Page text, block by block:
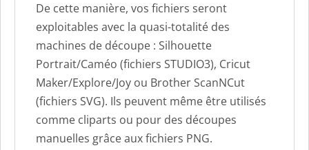
De cette manière, vos fichiers seront
exploitables avec la quasi-totalité des
machines de découpe : Silhouette
Portrait/Caméo (fichiers STUDIO3), Cricut
Maker/Explore/Joy ou Brother ScanNCut
(fichiers SVG). Ils peuvent même être utilisés
comme cliparts ou pour des découpes
manuelles grâce aux fichiers PNG.